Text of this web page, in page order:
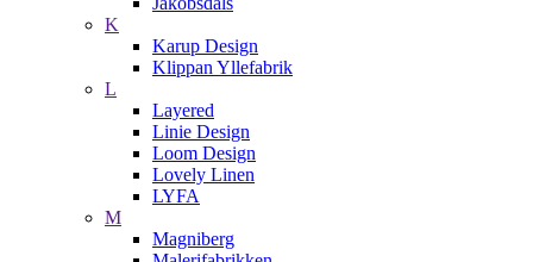
K
Karup Design
Klippan Yllefabrik
L
Layered
Linie Design
Loom Design
Lovely Linen
LYFA
M
Magniberg